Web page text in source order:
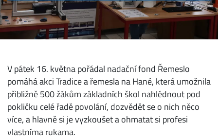
V pátek 16. května pořádal nadační fond Řemeslo
pomáhá akci Tradice a řemesla na Hané, která umožnila
přibližně 500 žákům základních škol nahlédnout pod
pokličku celé řadě povolání, dozvědět se o nich něco
více, a hlavně si je vyzkoušet a ohmatat si profesi
vlastníma rukama.